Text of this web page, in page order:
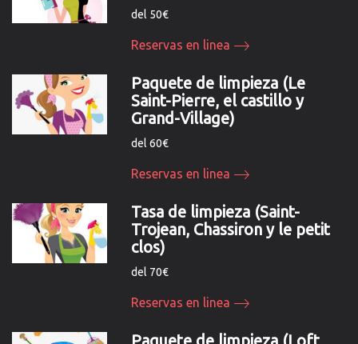
del 50€
Reservas en linea
Paquete de limpieza (Le
Saint-Pierre, el castillo y
Grand-Village)
del 60€
Reservas en linea
Tasa de limpieza (Saint-
Trojean, Chassiron y le petit
clos)
del 70€
Reservas en linea